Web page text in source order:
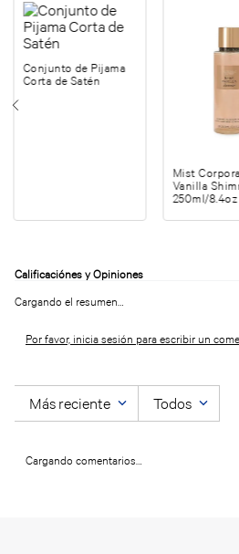
Conjunto de Pijama
Corta de Satén
Mist
Vanilla
250ml/8.4oz
Cargando el resumen…
Por favor, inicia sesión para escribir un
Más reciente Todos
Cargando comentarios…